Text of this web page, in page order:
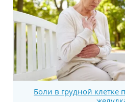
Боли в грудной клетке